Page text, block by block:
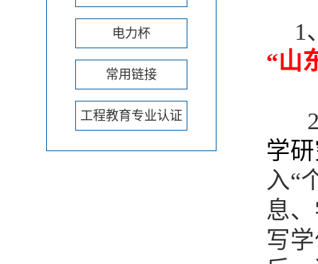
电力杯
常用链接
工程教育专业认证
1
“山
学
入“
息
写